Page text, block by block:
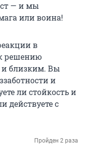
— и мы
или воина!
в
решению
и близким. Вы
и
ли стойкость и
действуете с
Пройден 2 раза